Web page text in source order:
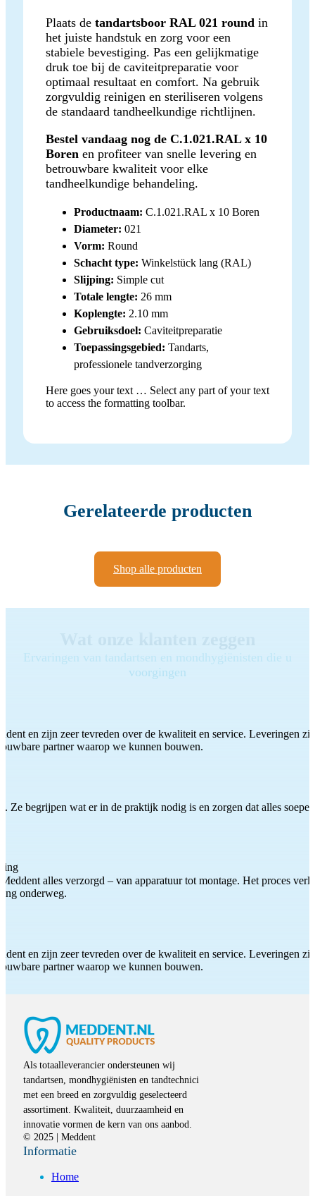
Plaats de tandartsboor RAL 021 round in
het juiste handstuk en zorg voor een
stabiele bevestiging. Pas een gelijkmatige
druk toe bij de caviteitpreparatie voor
optimaal resultaat en comfort. Na gebruik
zorgvuldig reinigen en steriliseren volgens
de standaard tandheelkundige richtlijnen.
Bestel vandaag nog de C.1.021.RAL x 10
Boren en profiteer van snelle levering en
betrouwbare kwaliteit voor elke
tandheelkundige behandeling.
Productnaam: C.1.021.RAL x 10 Boren
Diameter: 021
Vorm: Round
Schacht type: Winkelstück lang (RAL)
Slijping: Simple cut
Totale lengte: 26 mm
Koplengte: 2.10 mm
Gebruiksdoel: Caviteitpreparatie
Toepassingsgebied: Tandarts,
professionele tandverzorging
Here goes your text … Select any part of your text
to access the formatting toolbar.
Gerelateerde producten
Shop alle producten
Ervaringen van tandartsen en mondhygiënisten die u
voorgingen
en zijn zeer tevreden over de kwaliteit en service. Leveringen
partner waarop we kunnen bouwen.
Ze begrijpen wat er in de praktijk nodig is en zorgen dat alles
alles verzorgd – van apparatuur tot montage. Het proces
onderweg.
en zijn zeer tevreden over de kwaliteit en service. Leveringen
partner waarop we kunnen bouwen.
Als totaalleverancier ondersteunen wij
tandartsen, mondhygiënisten en tandtechnici
met een breed en zorgvuldig geselecteerd
assortiment. Kwaliteit, duurzaamheid en
innovatie vormen de kern van ons aanbod.
© 2025 | Meddent
Informatie
Home